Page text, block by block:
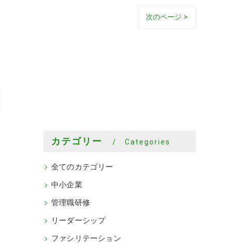
次のページ >
カテゴリー Categories
全てのカテゴリー
中小企業
管理職研修
リーダーシップ
ファシリテーション